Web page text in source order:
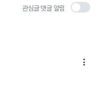
관심글 댓글 알림
